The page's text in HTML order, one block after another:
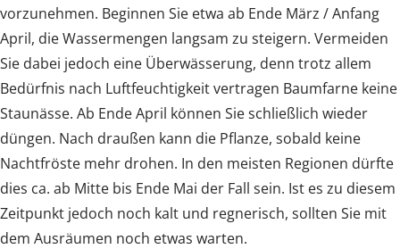
vorzunehmen. Beginnen Sie etwa ab Ende März / Anfang
April, die Wassermengen langsam zu steigern. Vermeiden
Sie dabei jedoch eine Überwässerung, denn trotz allem
Bedürfnis nach Luftfeuchtigkeit vertragen Baumfarne keine
Staunässe. Ab Ende April können Sie schließlich wieder
düngen. Nach draußen kann die Pflanze, sobald keine
Nachtfröste mehr drohen. In den meisten Regionen dürfte
dies ca. ab Mitte bis Ende Mai der Fall sein. Ist es zu diesem
Zeitpunkt jedoch noch kalt und regnerisch, sollten Sie mit
dem Ausräumen noch etwas warten.